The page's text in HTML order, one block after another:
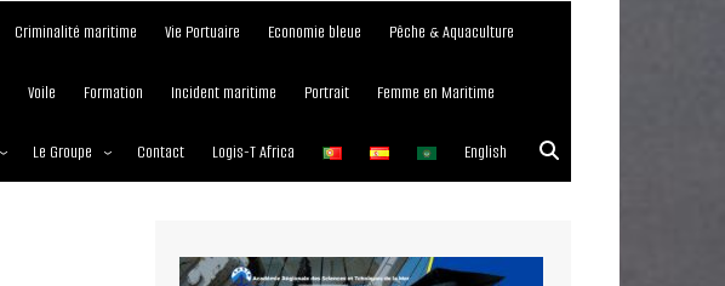
Criminalité maritime Vie Portuaire Economie bleue Pêche & Aquaculture
Voile Formation Incident maritime Portrait Femme en Maritime
Le Groupe Contact Logis-T Africa English